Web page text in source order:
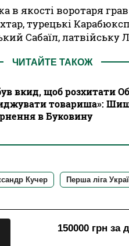
в якості воротаря
турецькі
Сабаїл, латвійську
ЧИТАЙТЕ ТАКОЖ
вкид, щоб розхитати
товариша»:
в Буковину
Кучер Перша ліга
150000 грн за